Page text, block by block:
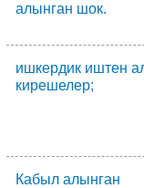
алынган шок.
ишкердик иштен
кирешелер;
Кабыл алынган